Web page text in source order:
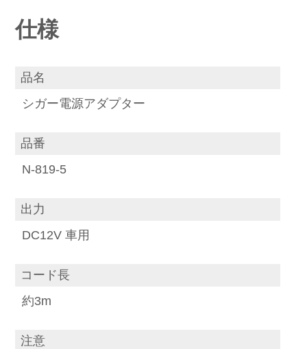
仕様
品名
シガー電源アダプター
品番
N-819-5
出力
DC12V 車用
コード長
約3m
注意